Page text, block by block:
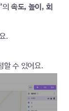
의 속도, 높이, 회
.
할 수 있어요.